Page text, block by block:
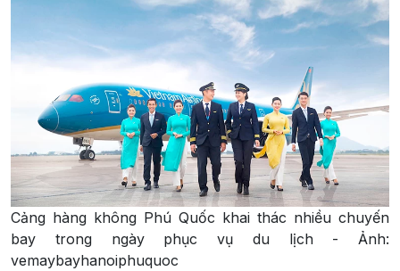
Cảng hàng không Phú Quốc khai thác nhiều chuyến
bay trong ngày phục vụ du lịch - Ảnh:
vemaybayhanoiphuquoc